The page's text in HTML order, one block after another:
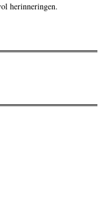
herinneringen.